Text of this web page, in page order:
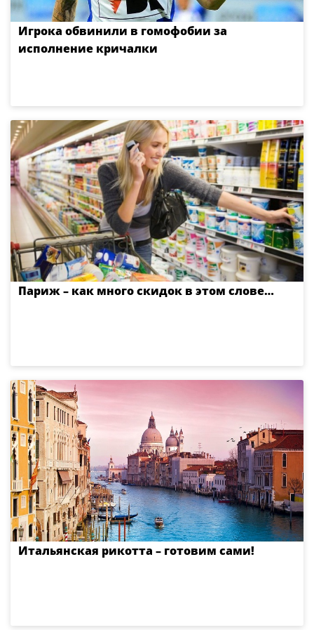
Игрока обвинили в гомофобии за
исполнение кричалки
Париж – как много скидок в этом слове…
Итальянская рикотта – готовим сами!